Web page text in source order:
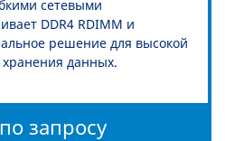
сетевыми
DDR4 RDIMM и
решение для высокой
данных.
запросу